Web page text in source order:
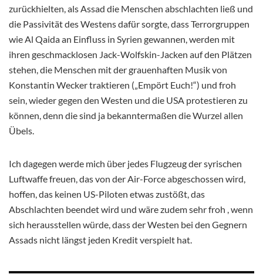
zurückhielten, als Assad die Menschen abschlachten ließ und
die Passivität des Westens dafür sorgte, dass Terrorgruppen
wie Al Qaida an Einfluss in Syrien gewannen, werden mit
ihren geschmacklosen Jack-Wolfskin-Jacken auf den Plätzen
stehen, die Menschen mit der grauenhaften Musik von
Konstantin Wecker traktieren („Empört Euch!“) und froh
sein, wieder gegen den Westen und die USA protestieren zu
können, denn die sind ja bekanntermaßen die Wurzel allen
Übels.
Ich dagegen werde mich über jedes Flugzeug der syrischen
Luftwaffe freuen, das von der Air-Force abgeschossen wird,
hoffen, das keinen US-Piloten etwas zustößt, das
Abschlachten beendet wird und wäre zudem sehr froh , wenn
sich herausstellen würde, dass der Westen bei den Gegnern
Assads nicht längst jeden Kredit verspielt hat.